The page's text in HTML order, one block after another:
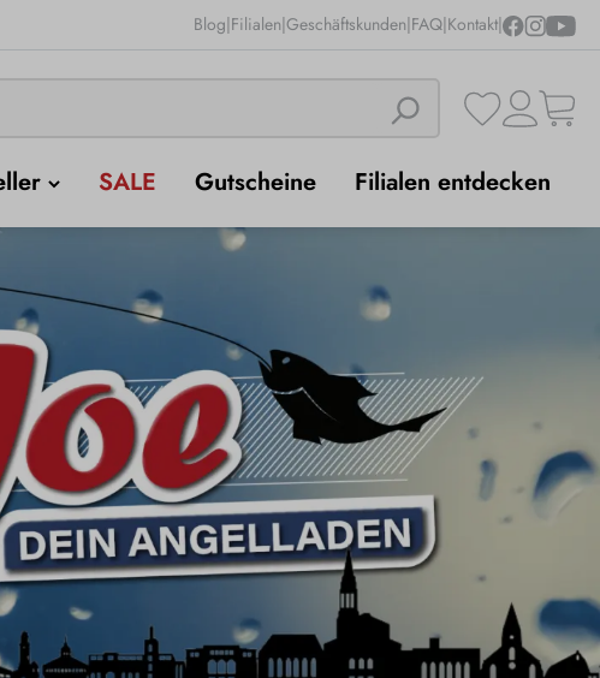
Blog|Filialen|Geschäftskunden|FAQ|Kontakt|
SALE Gutscheine Filialen entdecken